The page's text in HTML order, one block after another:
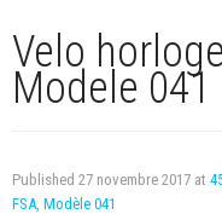
Velo
Modele 041
Published 27 novembre 2017 at
FSA, Modèle 041